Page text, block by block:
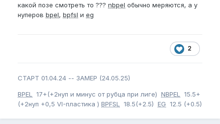
какой позе смотреть то ??? nbpel обычно меряются, а у
нуперов bpel, bpfsl и eg
2
СТАРТ 01.04.24 -- ЗАМЕР (24.05.25)
BPEL 17+(+2нуп и минус от рубца при лиге) NBPEL
15.5+
(+2нуп +0,5 VI-пластика ) BPFSL 18.5(+2.5) EG 12.5 (+0.5)